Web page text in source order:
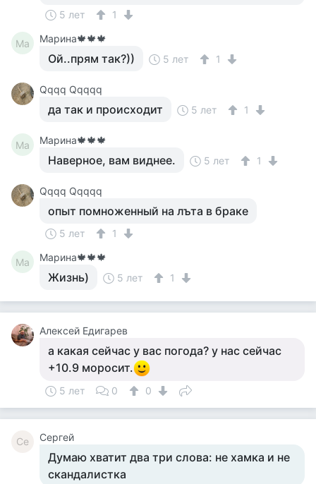
5 лет 1
Ма Марина🍁🍁🍁
Ой..прям так?)) 5 лет 1
Qqqq Qqqqq
да так и происходит 5 лет 1
Ма Марина🍁🍁🍁
Наверное, вам виднее. 5 лет 1
Qqqq Qqqqq
опыт помноженный на лъта в браке
5 лет 1
Ма Марина🍁🍁🍁
Жизнь) 5 лет 1
Алексей Едигарев
а какая сейчас у вас погода? у нас сейчас
+10.9 моросит.
5 лет 0 0
Се Сергей
Думаю хватит два три слова: не хамка и не
скандалистка